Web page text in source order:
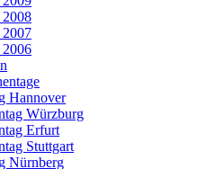
Hannover
Würzburg
Erfurt
Stuttgart
Nürnberg